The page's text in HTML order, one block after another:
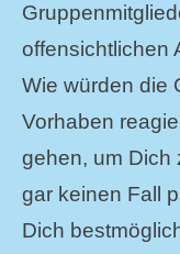
offensichtlichen
Wie würden die
Vorhaben
gehen, um Dich
gar keinen Fall
Dich